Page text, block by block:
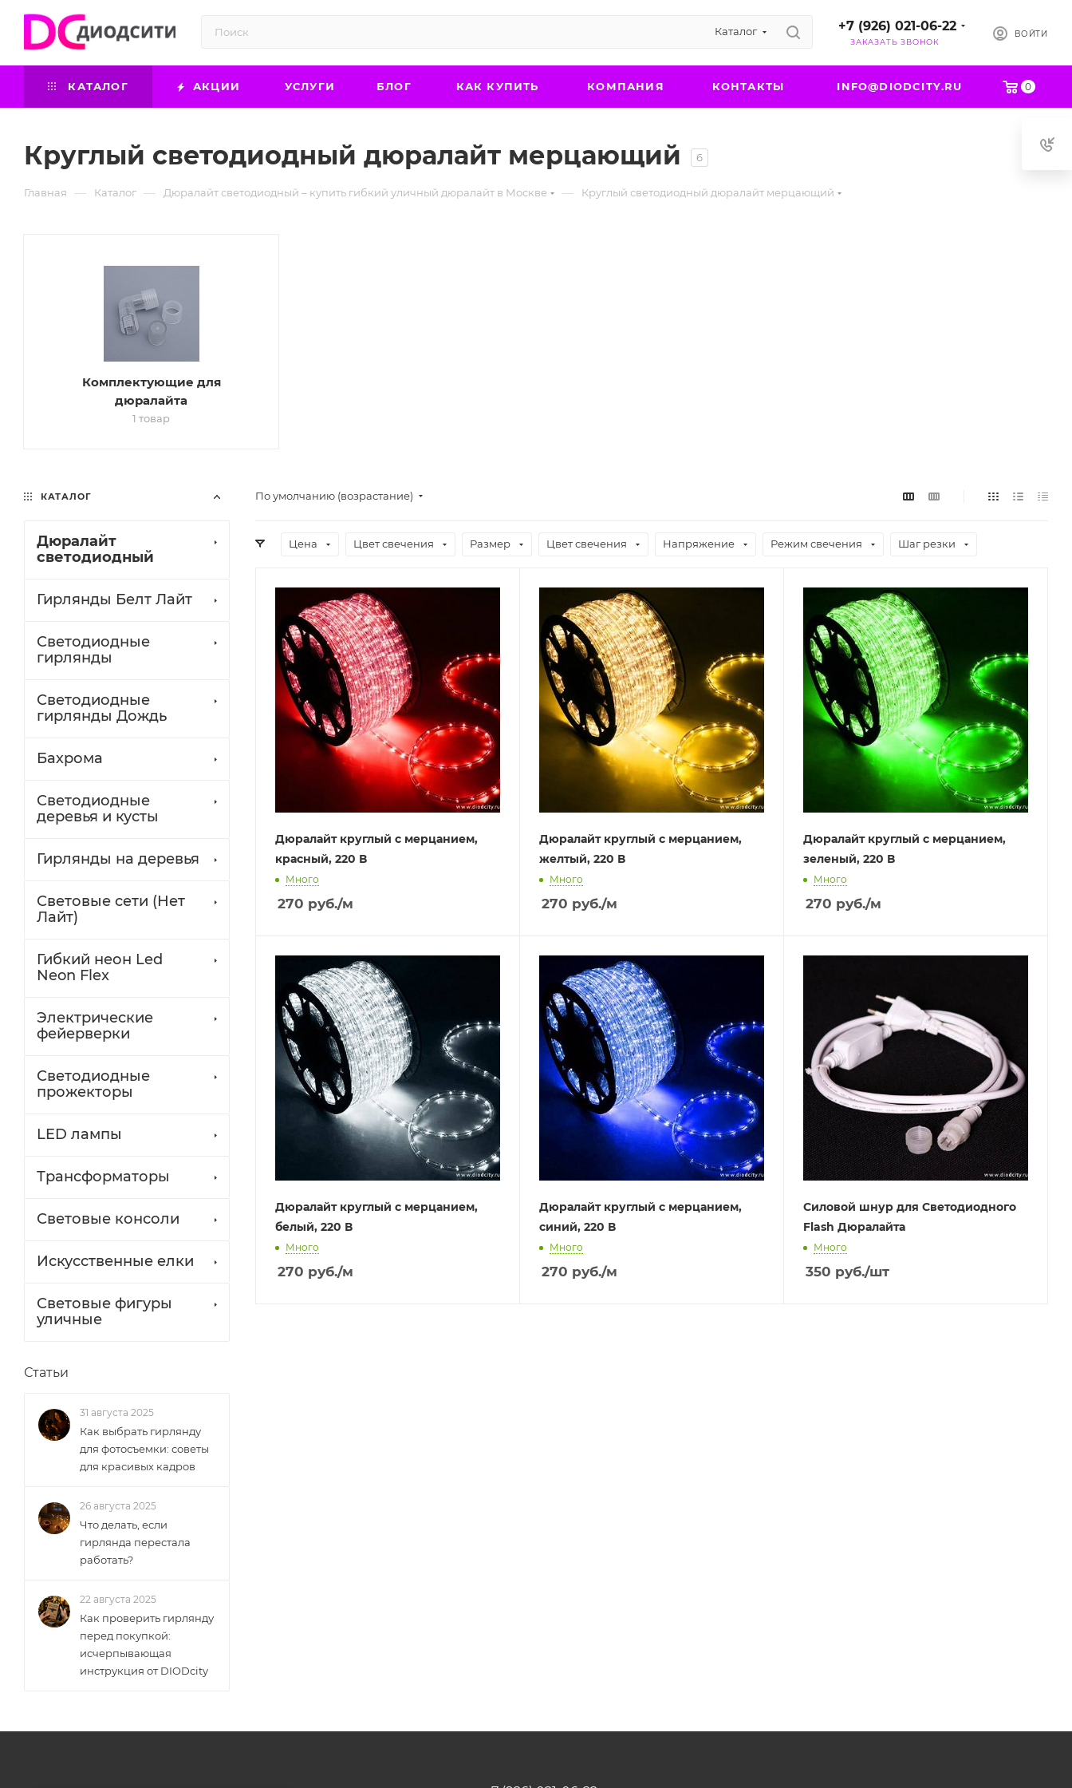
Каталог +7 (926) 021-06-22
ЗАКАЗАТЬ ЗВОНОК
ВОЙТИ
0
КАТАЛОГ АКЦИИ УСЛУГИ БЛОГ КАК КУПИТЬ КОМПАНИЯ КОНТАКТЫ INFO@DIODCITY.RU
Круглый светодиодный дюралайт мерцающий 6
Главная — Каталог — Дюралайт светодиодный – купить гибкий уличный дюралайт в Москве — Круглый светодиодный дюралайт мерцающий
Комплектующие для
дюралайта
1 товар
По умолчанию (возрастание)
Цена Цвет свечения Размер Цвет свечения Напряжение Режим свечения Шаг резки
Дюралайт круглый с мерцанием,
красный, 220 В
Много
270 руб./м
Дюралайт круглый с мерцанием,
желтый, 220 В
Много
270 руб./м
Дюралайт круглый с мерцанием,
зеленый, 220 В
Много
270 руб./м
Дюралайт круглый с мерцанием,
белый, 220 В
Много
270 руб./м
Дюралайт круглый с мерцанием,
синий, 220 В
Много
270 руб./м
Силовой шнур для Светодиодного
Flash Дюралайта
Много
350 руб./шт
КАТАЛОГ
Дюралайт
светодиодный
Гирлянды Белт Лайт
Светодиодные
гирлянды
Светодиодные
гирлянды Дождь
Бахрома
Светодиодные
деревья и кусты
Гирлянды на деревья
Световые сети (Нет
Лайт)
Гибкий неон Led
Neon Flex
Электрические
фейерверки
Светодиодные
прожекторы
LED лампы
Трансформаторы
Световые консоли
Искусственные елки
Световые фигуры
уличные
Статьи
31 августа 2025
Как выбрать гирлянду
для фотосъемки: советы
для красивых кадров
26 августа 2025
Что делать, если
гирлянда перестала
работать?
22 августа 2025
Как проверить гирлянду
перед покупкой:
исчерпывающая
инструкция от DIODcity